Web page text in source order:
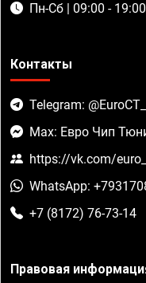
Пн-Сб | 09:00 - 19:00
Контакты
Telegram:
Max: Евро Чип
https://vk.com/
WhatsApp:
+7 (8172) 76-73-14
Правовая